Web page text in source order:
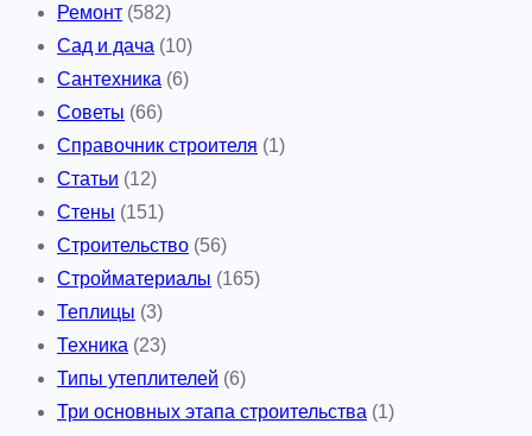
Ремонт (582)
Сад и дача (10)
Сантехника (6)
Советы (66)
Справочник строителя (1)
Статьи (12)
Стены (151)
Строительство (56)
Стройматериалы (165)
Теплицы (3)
Техника (23)
Типы утеплителей (6)
Три основных этапа строительства (1)